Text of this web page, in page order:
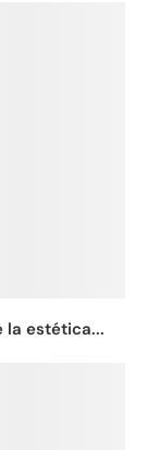
la estética...